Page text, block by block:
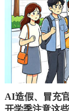
AI造假、冒充
开学季注意这